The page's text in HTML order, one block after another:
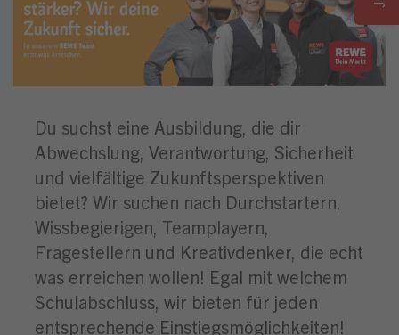
Du suchst eine Ausbildung, die dir
Abwechslung, Verantwortung, Sicherheit
und vielfältige Zukunftsperspektiven
bietet? Wir suchen nach Durchstartern,
Wissbegierigen, Teamplayern,
Fragestellern und Kreativdenker, die echt
was erreichen wollen! Egal mit welchem
Schulabschluss, wir bieten für jeden
entsprechende Einstiegsmöglichkeiten!